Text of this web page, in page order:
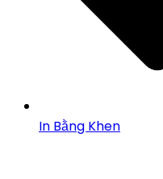
In Bằng Khen